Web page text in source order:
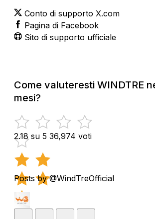
Conto di supporto X.com
Pagina di Facebook
Sito di supporto ufficiale
Come valuteresti WINDTRE
mesi?
2.18 su 5 36,974 voti
Posts by @WindTreOfficial